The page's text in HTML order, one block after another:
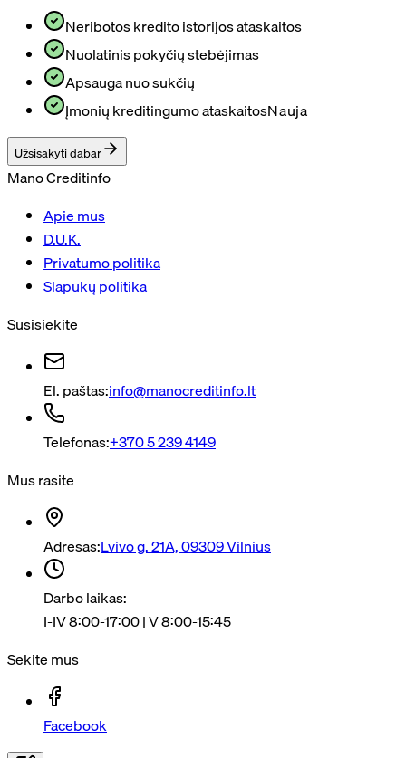
Neribotos kredito istorijos ataskaitos
Nuolatinis pokyčių stebėjimas
Apsauga nuo sukčių
Įmonių kreditingumo ataskaitosNauja
Užsisakyti dabar
Mano Creditinfo
Apie mus
D.U.K.
Privatumo politika
Slapukų politika
Susisiekite
El. paštas:info@manocreditinfo.lt
Telefonas:+370 5 239 4149
Mus rasite
Adresas:Lvivo g. 21A, 09309 Vilnius
Darbo laikas:
I-IV 8:00-17:00 | V 8:00-15:45
Sekite mus
Facebook